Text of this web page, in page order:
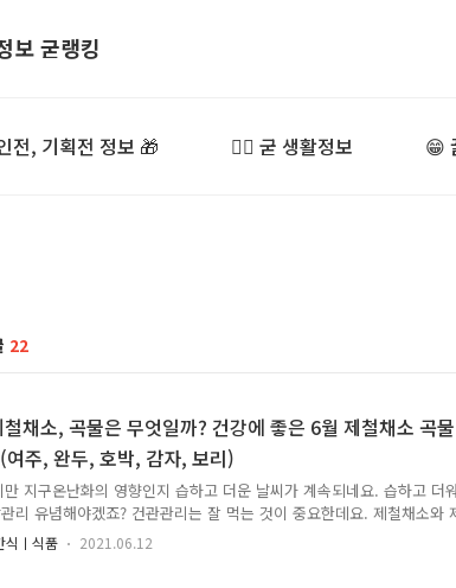
보 굳랭킹
전, 기획전 정보 🎁 👍🏻 굳 생활정보 😁
22
채소, 곡물은 무엇일까? 건강에 좋은 6월 제철채소 곡
여주, 완두, 호박, 감자, 보리)
만 지구온난화의 영향인지 습하고 더운 날씨가 계속되네요. 습하고 더
리 유념해야겠죠? 건관관리는 잘 먹는 것이 중요한데요. 제철채소와
챙겨보세요. 6월 제철채소와 곡물은 정말 건강에 좋은 것들이 많답니
철채소와 곡물이 무엇이 있는지 지금부터 살펴보도록 하겠습니다. 6월
식ㅣ식품 2021.06.12